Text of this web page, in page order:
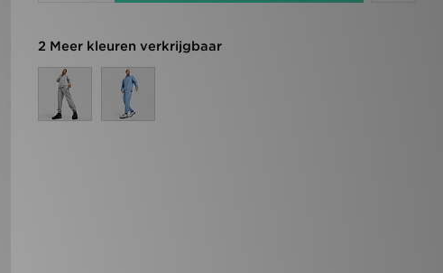
2 Meer kleuren verkrijgbaar